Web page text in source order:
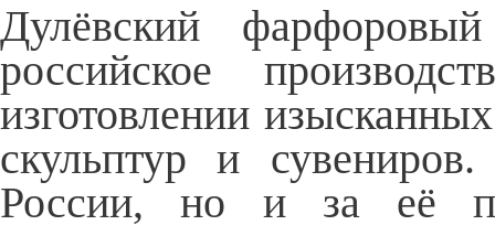
Дулёвский
российское
изготовлении
скульптур и
России, но и заеё